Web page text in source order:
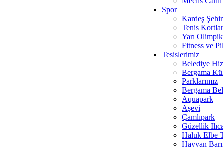
Spor
Kardeş
Tenis
Yarı
Fitness ve
Tesislerimiz
Belediye
Bergama
Parklarımız
Bergama
Aquapark
Aşevi
Çamlıpark
Güzellik
Haluk Elbe
Hayvan